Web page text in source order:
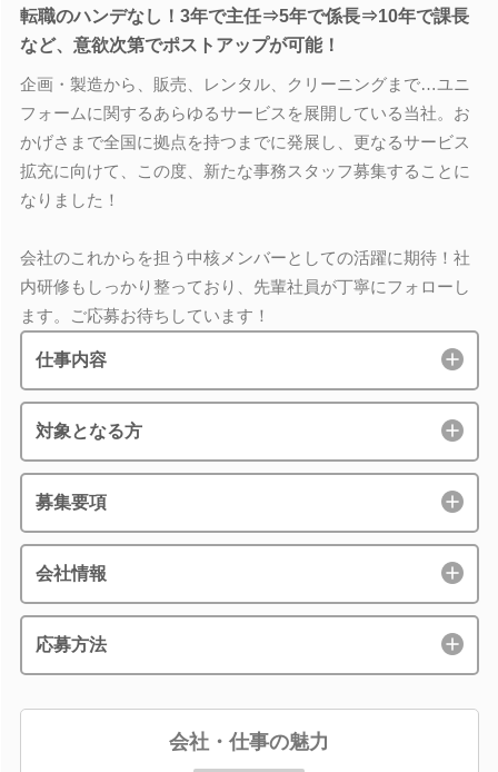
転職のハンデなし！3年で主任⇒5年で係長⇒10年で課長
など、意欲次第でポストアップが可能！
企画・製造から、販売、レンタル、クリーニングまで…ユニ
フォームに関するあらゆるサービスを展開している当社。お
かげさまで全国に拠点を持つまでに発展し、更なるサービス
拡充に向けて、この度、新たな事務スタッフ募集することに
なりました！
会社のこれからを担う中核メンバーとしての活躍に期待！社
内研修もしっかり整っており、先輩社員が丁寧にフォローし
ます。ご応募お待ちしています！
仕事内容
対象となる方
募集要項
会社情報
応募方法
会社・仕事の魅力